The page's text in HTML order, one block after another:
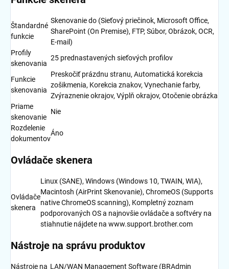
Štandardné
funkcie
Skenovanie do (Sieťový priečinok, Microsoft Office,
SharePoint (On Premise), FTP, Súbor, Obrázok, OCR,
E-mail)
Profily
skenovania
25 prednastavených sieťových profilov
Funkcie
skenovania
Preskočiť prázdnu stranu, Automatická korekcia
zošikmenia, Korekcia znakov, Vynechanie farby,
Zvýraznenie okrajov, Výplň okrajov, Otočenie obrázka
Priame
skenovanie
Nie
Rozdelenie
dokumentov
Áno
Ovládače skenera
Ovládače
skenera
Linux (SANE), Windows (Windows 10, TWAIN, WIA),
Macintosh (AirPrint Skenovanie), ChromeOS (Supports
native ChromeOS scanning), Kompletný zoznam
podporovaných OS a najnovšie ovládače a softvéry na
stiahnutie nájdete na www.support.brother.com
Nástroje na správu produktov
Nástroje na LAN/WAN Management Software (BRAdmin